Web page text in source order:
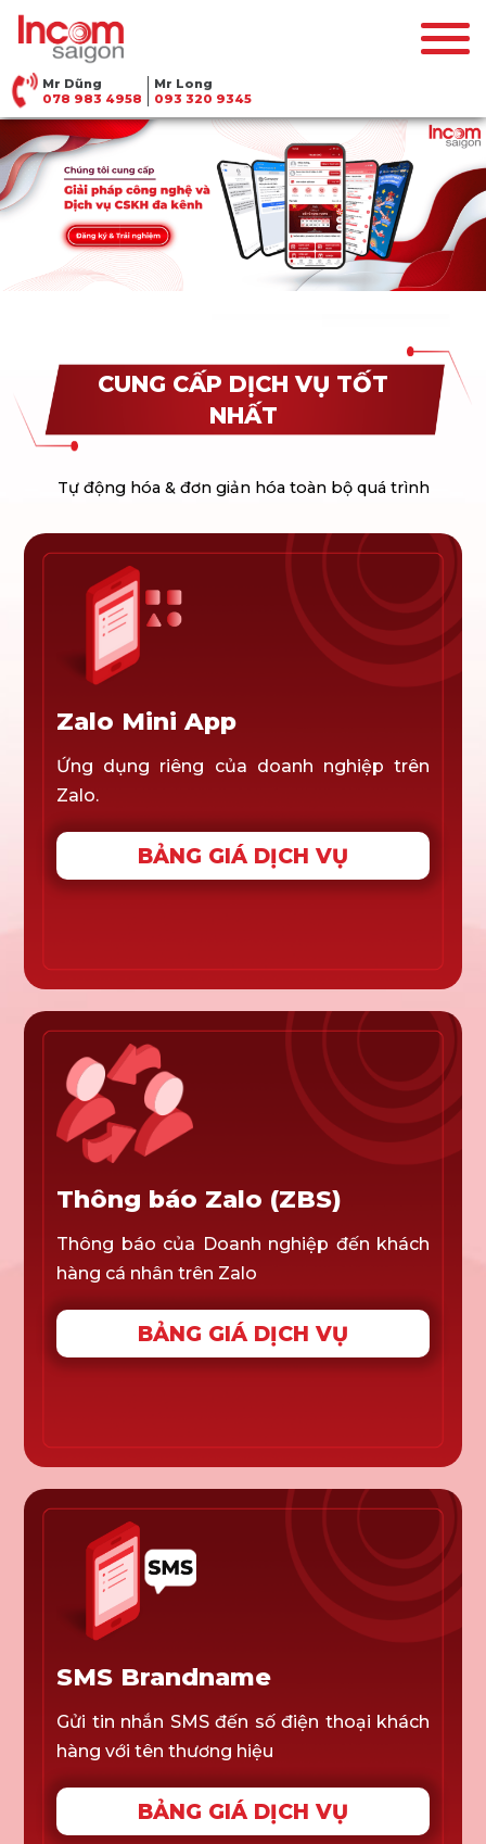
Mr Dũng
078 983 4958
Mr Long
093 320 9345
CUNG CẤP DỊCH VỤ TỐT
NHẤT
Tự động hóa & đơn giản hóa toàn bộ quá trình
Zalo Mini App
Ứng dụng riêng của doanh nghiệp trên
Zalo.
BẢNG GIÁ DỊCH VỤ
Thông báo Zalo (ZBS)
Thông báo của Doanh nghiệp đến khách
hàng cá nhân trên Zalo
BẢNG GIÁ DỊCH VỤ
SMS Brandname
Gửi tin nhắn SMS đến số điện thoại khách
hàng với tên thương hiệu
BẢNG GIÁ DỊCH VỤ